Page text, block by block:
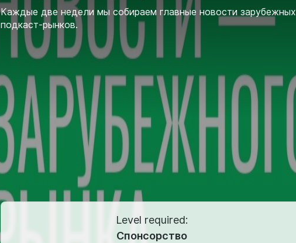
Каждые две недели мы собираем главные новости зарубежных
подкаст-рынков.
Level required:
Спонсорство